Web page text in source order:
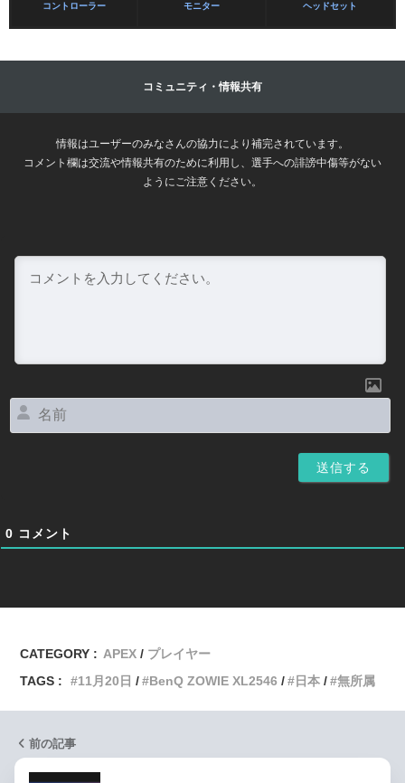
コントローラー モニター ヘッドセット
コミュニティ・情報共有
情報はユーザーのみなさんの協力により補完されています。
コメント欄は交流や情報共有のために利用し、選手への誹謗中傷等がない
ようにご注意ください。
0 コメント
CATEGORY : APEX
プレイヤー
TAGS :
11月20日 BenQ ZOWIE XL2546 日本 無所属
前の記事